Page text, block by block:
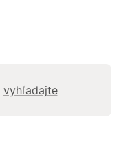
vyhľadajte